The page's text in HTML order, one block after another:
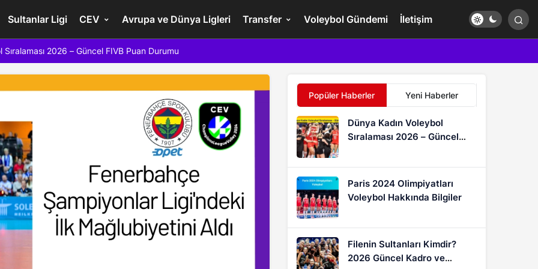
Sultanlar Ligi CEV Avrupa ve Dünya Ligleri Transfer Voleybol Gündemi İletişim
Sıralaması 2026 – Güncel FIVB Puan Durumu
Popüler Haberler Yeni Haberler
Dünya Kadın Voleybol
Sıralaması 2026 – Güncel
Paris 2024 Olimpiyatları
Voleybol Hakkında Bilgiler
Filenin Sultanları Kimdir?
2026 Güncel Kadro ve